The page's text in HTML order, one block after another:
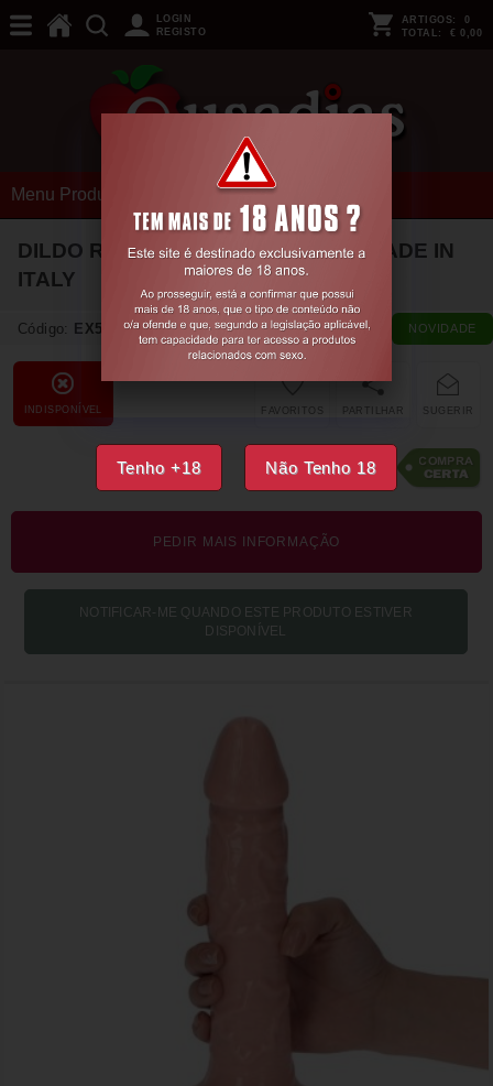
Tenho +18 Não Tenho 18
LOGIN
REGISTO
ARTIGOS: 0
TOTAL: € 0,00
Menu Produtos
DILDO REALISTA OTTAVIO 23 CM MADE IN
ITALY
Código: EX55491 NOVIDADE
INDISPONÍVEL SUGERIR
PARTILHAR
FAVORITOS
€13,14
PEDIR MAIS INFORMAÇÃO